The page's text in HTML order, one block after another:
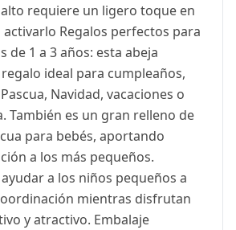
requiere un ligero toque en
Regalos perfectos para
de 1 a 3 años: esta abeja
ideal para cumpleaños,
Navidad, vacaciones o
También es un gran relleno de
para bebés, aportando
a los más pequeños.
a los niños pequeños a
mientras disfrutan
y atractivo. Embalaje